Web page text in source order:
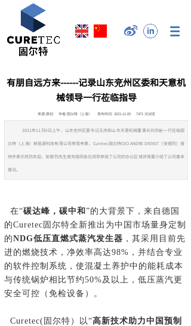
有朋自远方来------记录山东兖州区委和天意机
械领导一行莅临指导
来源:原创 作者:固尔特（上海） 发布时间: 2021-11-09 7471 次浏览
2021年11月6日上午，山东兖州区委书记王庆和山东天意机械董事长刘洪彬一行莅临固
尔特（上海）新能源科技有限公司参观考察，Curetec固尔特CEO ANDRE DIENST（安德烈）接
待并表示热烈欢迎。安德烈先生首先陪同各位领导参观了公司的办公区域并简要介绍了公司基本
情况。
在“碳达峰，碳中和 ”的大背景下，来自德国
的Curetec固尔特全新推出为中国市场量身定制
的NDG低压直燃式蒸汽发生器 ，其采用目前先
进的燃烧技术，净效率高达98%，并结合专业
的软件控制系统，使混凝土养护中的能耗成本
与传统锅炉相比节约50%及以上，低压蒸汽更
安全可控（免检设备）。
Curetec(固尔特）以“高新技术助力中国预制